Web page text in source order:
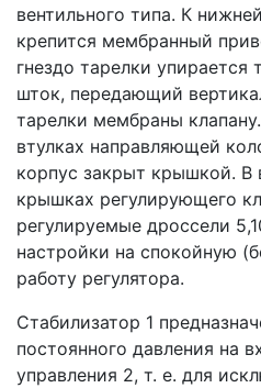
вентильного типа. К
крепится мембранный
гнездо тарелки упирается
шток, передающий
тарелки мембраны
втулках направляющей
корпус закрыт крышкой. В
крышках регулирующего
регулируемые дроссели
настройки на спокойную
работу регулятора.
Стабилизатор 1
постоянного давления на
управления 2, т. е. для